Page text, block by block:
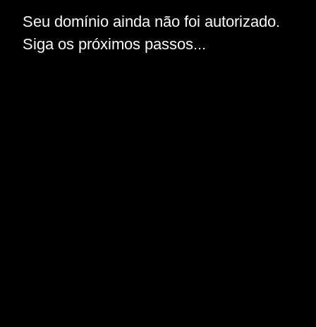
Seu domínio ainda não foi autorizado.
Siga os próximos passos...